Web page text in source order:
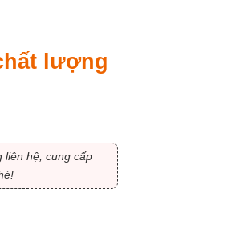
lượng
liên hệ, cung cấp